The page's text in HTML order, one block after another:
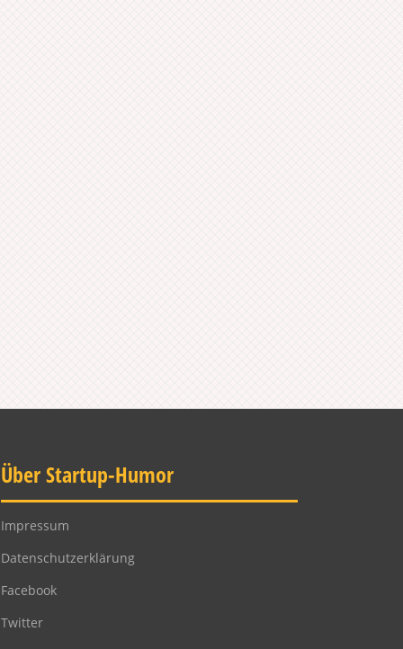
Über Startup-Humor
Impressum
Datenschutzerklärung
Facebook
Twitter